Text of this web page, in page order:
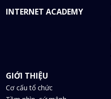
INTERNET ACADEMY
GIỚI THIỆU
Cơ cấu tổ chức